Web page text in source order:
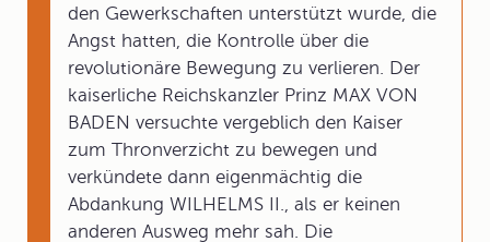
den Gewerkschaften unterstützt wurde, die
Angst hatten, die Kontrolle über die
revolutionäre Bewegung zu verlieren. Der
kaiserliche Reichskanzler Prinz MAX VON
BADEN versuchte vergeblich den Kaiser
zum Thronverzicht zu bewegen und
verkündete dann eigenmächtig die
Abdankung WILHELMS II., als er keinen
anderen Ausweg mehr sah. Die